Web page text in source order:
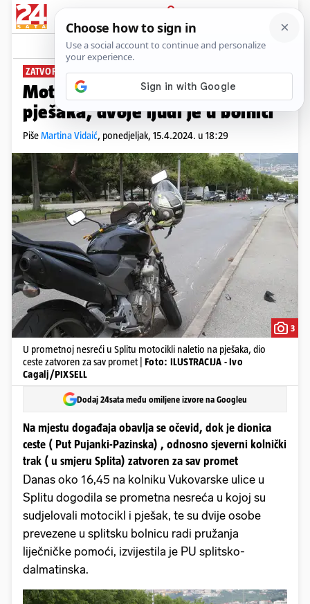
PRIJAVA
News Komentari
ZATVORILI CESTU
Motociklist u Splitu naletio na
pješaka, dvoje ljudi je u bolnici
PišeMartina Vidaić, ponedjeljak, 15.4.2024. u 18:29
3
U prometnoj nesreći u Splitu motocikli naletio na pješaka, dio
ceste zatvoren za sav promet | Foto: ILUSTRACIJA - Ivo
Cagalj/PIXSELL
Dodaj 24sata među omiljene izvore na Googleu
Na mjestu događaja obavlja se očevid, dok je dionica
ceste ( Put Pujanki-Pazinska) , odnosno sjeverni kolnički
trak ( u smjeru Splita) zatvoren za sav promet
Danas oko 16,45 na kolniku Vukovarske ulice u
Splitu dogodila se prometna nesreća u kojoj su
sudjelovali motocikl i pješak, te su dvije osobe
prevezene u splitsku bolnicu radi pružanja
liječničke pomoći, izvijestila je PU splitsko-
dalmatinska.